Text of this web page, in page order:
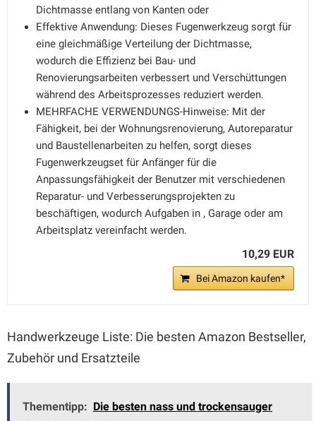
Dichtmasse entlang von Kanten oder
Effektive Anwendung: Dieses Fugenwerkzeug sorgt für
eine gleichmäßige Verteilung der Dichtmasse,
wodurch die Effizienz bei Bau- und
Renovierungsarbeiten verbessert und Verschüttungen
während des Arbeitsprozesses reduziert werden.
MEHRFACHE VERWENDUNGS-Hinweise: Mit der
Fähigkeit, bei der Wohnungsrenovierung, Autoreparatur
und Baustellenarbeiten zu helfen, sorgt dieses
Fugenwerkzeugset für Anfänger für die
Anpassungsfähigkeit der Benutzer mit verschiedenen
Reparatur- und Verbesserungsprojekten zu
beschäftigen, wodurch Aufgaben in , Garage oder am
Arbeitsplatz vereinfacht werden.
10,29 EUR
Bei Amazon kaufen*
Handwerkzeuge Liste: Die besten Amazon Bestseller,
Zubehör und Ersatzteile
Thementipp: Die besten nass und trockensauger